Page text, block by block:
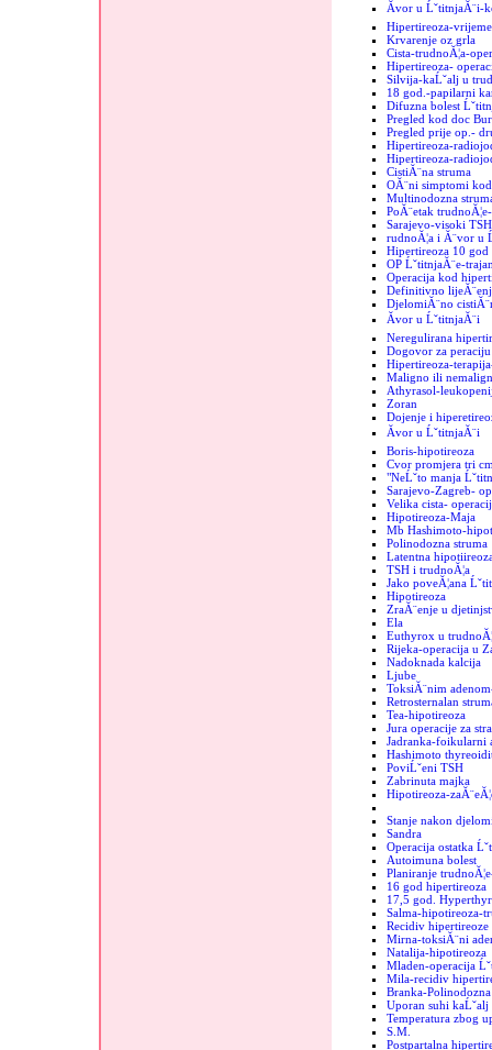
Ăvor u ĹˇtitnjaĂ¨i-
Hipertireoza-
Krvarenje oz grla
Cista-trudnoĂ¦a-
Hipertireoza-
Silvija-kaĹˇalj u
18 god.-papilarni
Difuzna bolest
Pregled kod doc
Pregled prije op.-
Hipertireoza-
Hipertireoza-
CistiĂ¨na struma
OĂ¨ni simptomi
Multinodozna
PoĂ¨etak
Sarajevo-visoki TSH
rudnoĂ¦a i Ă¨vor u
Hipertireoza 10 god
OP ĹˇtitnjaĂ¨e-
Operacija kod
Definitivno
DjelomiĂ¨no
Ăvor u ĹˇtitnjaĂ¨i
Neregulirana
Dogovor za peraciju
Hipertireoza-
Maligno ili
Athyrasol-
Zoran
Dojenje i
Ăvor u ĹˇtitnjaĂ¨i
Boris-hipotireoza
Cvor promjera tri
"NeĹˇto manja
Sarajevo-Zagreb-
Velika cista-
Hipotireoza-Maja
Mb Hashimoto-
Polinodozna struma
Latentna
TSH i trudnoĂ¦a
Jako poveĂ¦ana
Hipotireoza
ZraĂ¨enje u
Ela
Euthyrox u
Rijeka-operacija u
Nadoknada kalcija
Ljube
ToksiĂ¨nim
Retrosternalan
Tea-hipotireoza
Jura operacije za
Jadranka-foikularni
Hashimoto
PoviĹˇeni TSH
Zabrinuta majka
Hipotireoza-
Stanje nakon
Sandra
Operacija ostatka
Autoimuna bolest
Planiranje
16 god hipertireoza
17,5 god.
Salma-hipotireoza-
Recidiv hipertireoze
Mirna-toksiĂ¨ni
Natalija-hipotireoza
Mladen-operacija
Mila-recidiv
Branka-
Uporan suhi kaĹˇalj
Temperatura zbog
S.M.
Postpartalna